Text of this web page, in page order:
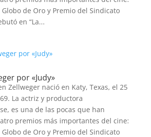
Globo de Oro y Premio del Sindicato
en “La...
por «Judy»
Zellweger nació en Katy, Texas, el 25
La actriz y productora
es una de las pocas que han
premios más importantes del cine:
Globo de Oro y Premio del Sindicato